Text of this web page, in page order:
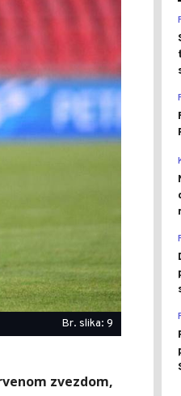
Br. slika: 9
zvezdom,